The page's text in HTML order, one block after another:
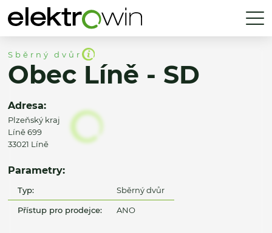
Sběrný dvůr
Obec Líně - SD
Adresa:
Plzeňský kraj
Líně 699
33021 Líně
Parametry:
Typ: Sběrný dvůr
Přístup pro prodejce: ANO